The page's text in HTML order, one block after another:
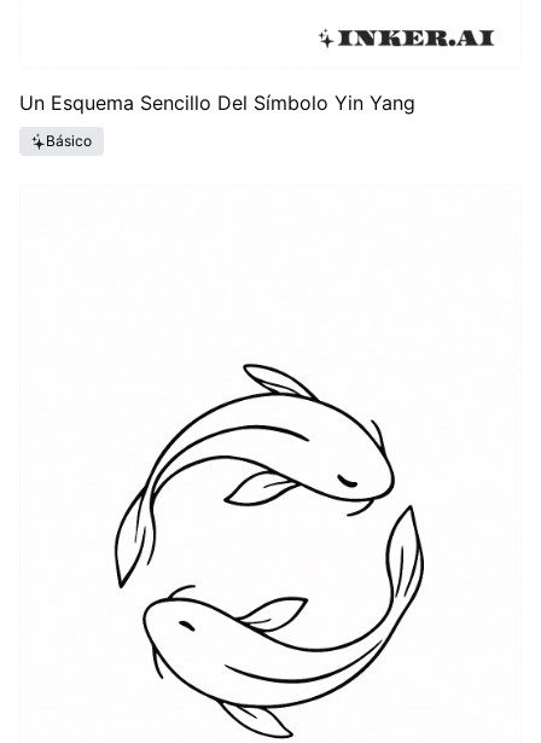
Un Esquema Sencillo Del Símbolo Yin Yang
Básico